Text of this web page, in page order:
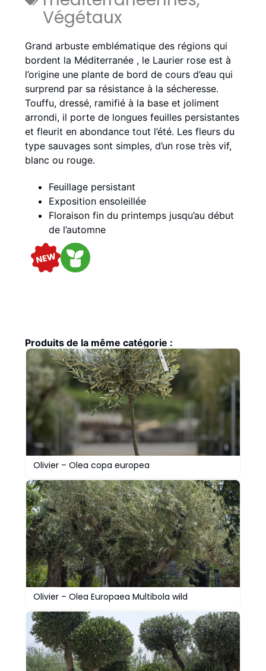
Végétaux
Grand arbuste emblématique des régions qui
bordent la Méditerranée , le Laurier rose est à
l’origine une plante de bord de cours d’eau qui
surprend par sa résistance à la sécheresse.
Touffu, dressé, ramifié à la base et joliment
arrondi, il porte de longues feuilles persistantes
et fleurit en abondance tout l’été. Les fleurs du
type sauvages sont simples, d’un rose très vif,
blanc ou rouge.
Feuillage persistant
Exposition ensoleillée
Floraison fin du printemps jusqu’au début
de l’automne
Produits de la même catégorie :
Olivier – Olea copa europea
Olivier – Olea Europaea Multibola wild